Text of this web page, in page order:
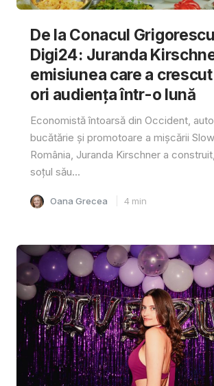
De la Conacul
Digi24: Juranda
emisiunea care a
ori audiența într-o lună
Economistă întoarsă din Occident,
bucătărie și promotoare a mișcării
România, Juranda Kirschner a
soțul său...
Oana Grecea 4 min